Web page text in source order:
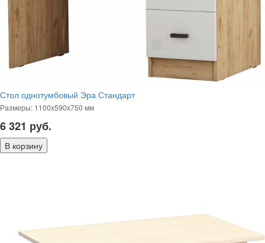
Стол однотумбовый Эра Стандарт
Размеры: 1100х590х750 мм
6 321 руб.